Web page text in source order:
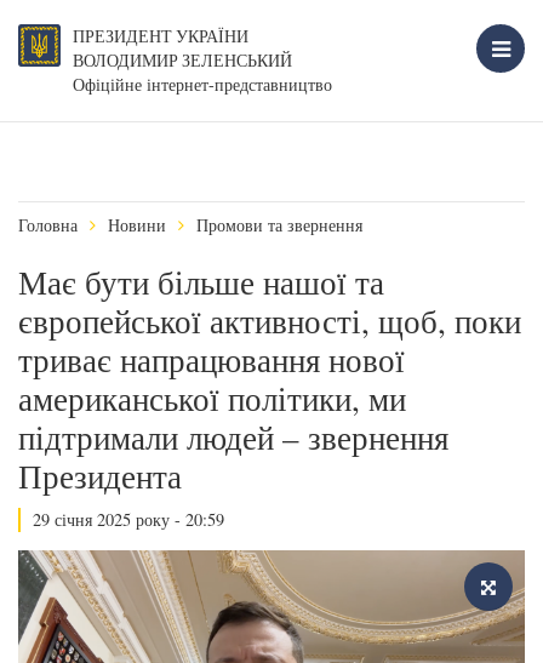
ПРЕЗИДЕНТ УКРАЇНИ
ВОЛОДИМИР ЗЕЛЕНСЬКИЙ
Офіційне інтернет-представництво
Головна Новини Промови та звернення
Має бути більше нашої та
європейської активності, щоб, поки
триває напрацювання нової
американської політики, ми
підтримали людей – звернення
Президента
29 січня 2025 року - 20:59